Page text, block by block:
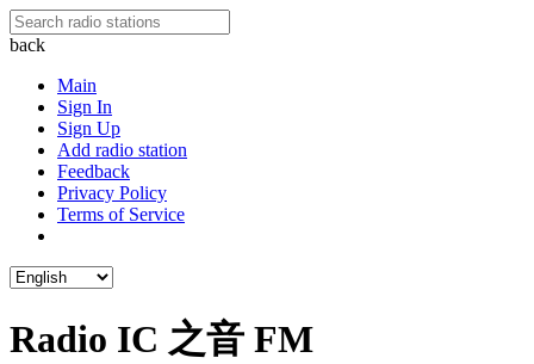
back
Main
Sign In
Sign Up
Add radio station
Feedback
Privacy Policy
Terms of Service
Radio IC 之音 FM